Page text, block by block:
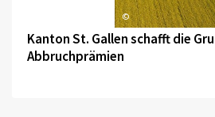
©
Kanton St. Gallen schafft die
Abbruchprämien